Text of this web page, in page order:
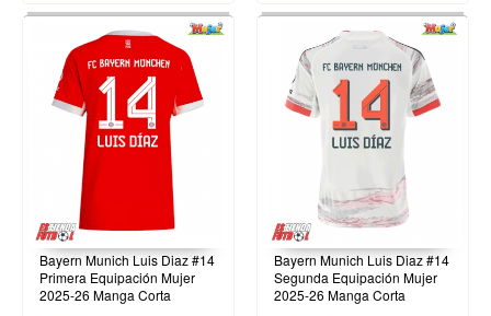
Bayern Munich Luis Diaz #14
Primera Equipación Mujer
2025-26 Manga Corta
Bayern Munich Luis Diaz #14
Segunda Equipación Mujer
2025-26 Manga Corta